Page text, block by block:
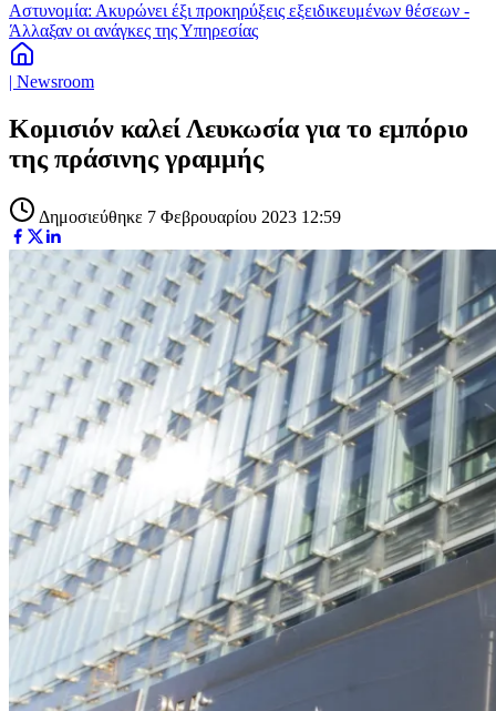
Αστυνομία: Ακυρώνει έξι προκηρύξεις εξειδικευμένων θέσεων -
Άλλαξαν οι ανάγκες της Υπηρεσίας
| Newsroom
Κομισιόν καλεί Λευκωσία για το εμπόριο
της πράσινης γραμμής
Δημοσιεύθηκε 7 Φεβρουαρίου 2023 12:59